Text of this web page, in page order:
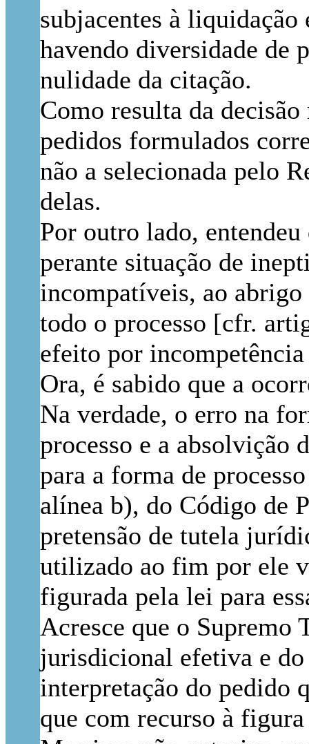
subjacentes à liquidação
havendo diversidade de
nulidade da citação.
Como resulta da
pedidos formulados
não a selecionada pelo
delas.
Por outro lado,
perante situação de
incompatíveis, ao abrigo
todo o processo [cfr.
efeito por
Ora, é sabido que a
Na verdade, o erro na
processo e a absolvição
para a forma de
alínea b), do Código de
pretensão de tutela
utilizado ao fim por ele
figurada pela lei para
Acresce que o
jurisdicional efetiva e
interpretação do pedido
que com recurso à